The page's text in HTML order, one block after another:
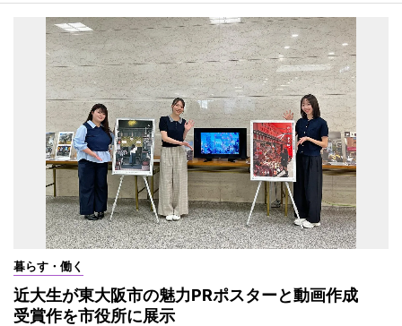
暮らす・働く
近大生が東大阪市の魅力PRポスターと動画作成
受賞作を市役所に展示